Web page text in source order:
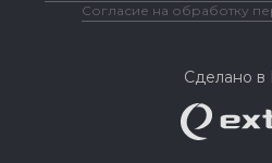
Согласие на обработку
Сделано в